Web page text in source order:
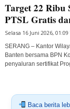
Target 22 Ribu
PTSL Gratis
Selasa 16 Juni 2026, 01:09
SERANG – Kantor
Banten bersama BPN
penyaluran sertifikat
Baca berita